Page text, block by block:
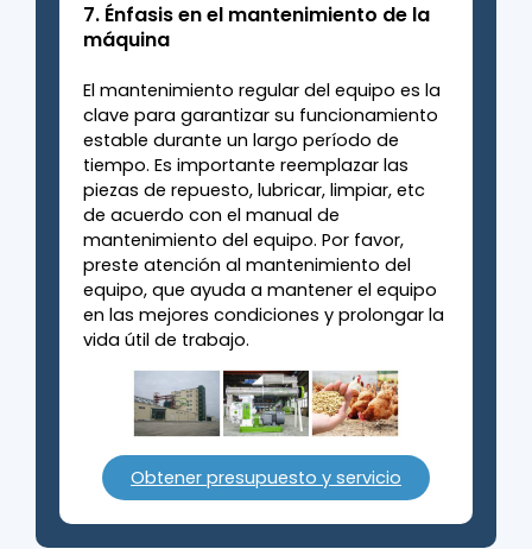
7. Énfasis en el mantenimiento de la
máquina
El mantenimiento regular del equipo es la
clave para garantizar su funcionamiento
estable durante un largo período de
tiempo. Es importante reemplazar las
piezas de repuesto, lubricar, limpiar, etc
de acuerdo con el manual de
mantenimiento del equipo. Por favor,
preste atención al mantenimiento del
equipo, que ayuda a mantener el equipo
en las mejores condiciones y prolongar la
vida útil de trabajo.
Obtener presupuesto y servicio